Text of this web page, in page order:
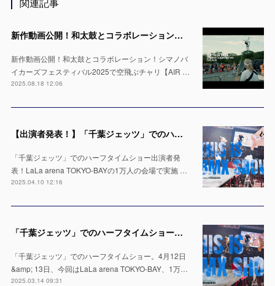
関連記事
新作動画公開！和太鼓とコラボレーション！シマノバイカーズフェスティバル2025で空飛ぶチャリ【AIR TRICK SHOW】
新作動画公開！和太鼓とコラボレーション！シマノバ
イカーズフェスティバル2025で空飛ぶチャリ【AIR …
2025.08.18 12:06
【出演者発表！】「千葉ジェッツ」でのハーフタイムショー LaLa arena TOKYO-BAYの1万人の会場で実施 ※4月12日 & 13日
「千葉ジェッツ」でのハーフタイムショー出演者発
表！LaLa arena TOKYO-BAYの1万人の会場で実施 …
2025.04.10 12:16
「千葉ジェッツ」でのハーフタイムショー出演決定！LaLa arena TOKYO-BAYの1万人の会場で実施 ※4月12日 & 13日
「千葉ジェッツ」でのハーフタイムショー。4月12日
&amp; 13日、今回はLaLa arena TOKYO-BAY、1万…
2025.03.14 09:31